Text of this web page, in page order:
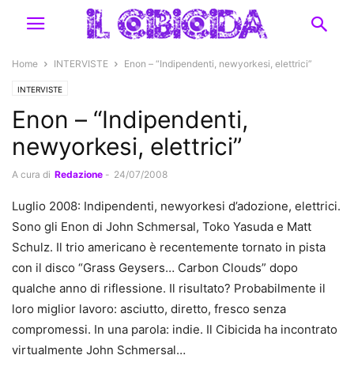
Home INTERVISTE Enon – “Indipendenti, newyorkesi, elettrici”
INTERVISTE
Enon – “Indipendenti,
newyorkesi, elettrici”
A cura di Redazione - 24/07/2008
Luglio 2008: Indipendenti, newyorkesi d’adozione, elettrici.
Sono gli Enon di John Schmersal, Toko Yasuda e Matt
Schulz. Il trio americano è recentemente tornato in pista
con il disco “Grass Geysers… Carbon Clouds” dopo
qualche anno di riflessione. Il risultato? Probabilmente il
loro miglior lavoro: asciutto, diretto, fresco senza
compromessi. In una parola: indie. Il Cibicida ha incontrato
virtualmente John Schmersal…